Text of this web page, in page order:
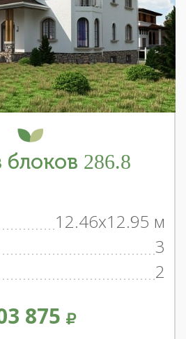
286.8
12.46x12.95 м
3
2
875